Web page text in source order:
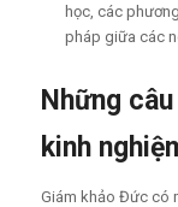
học, các
pháp giữa các
Những
kinh
Giám khảo Đức có